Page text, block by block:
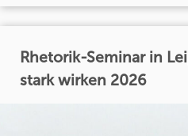
Rhetorik-Seminar in
stark wirken 2026